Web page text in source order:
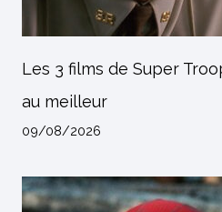
Les 3 films de Super
au meilleur
09/08/2026